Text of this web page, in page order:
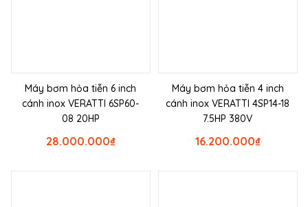
Máy bơm hỏa tiễn 6 inch
cánh inox VERATTI 6SP60-
08 20HP
₫
28.000.000
Máy bơm hỏa tiễn 4 inch
cánh inox VERATTI 4SP14-18
7.5HP 380V
₫
16.200.000